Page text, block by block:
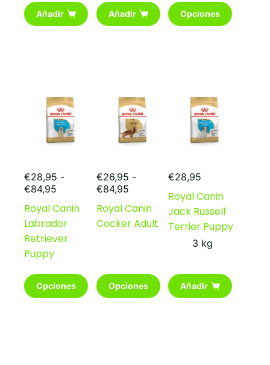
Añadir Añadir Opciones
Este
producto
pueden
elegir
producto
€28,95 -
€84,95
precios:
desde
€28,95
Royal Canin
Labrador
Retriever
Puppy
Opciones
Este
producto
€26,95 -
€84,95Rango
precios:
desde
Royal Canin
Cocker Adult
Opciones
Este
producto
€28,95
Royal Canin
Jack Russell
Terrier Puppy
3 kg
Añadir